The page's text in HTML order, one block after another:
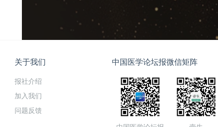
关于我们
报社介绍
加入我们
问题反馈
中国医学论坛报微信矩阵